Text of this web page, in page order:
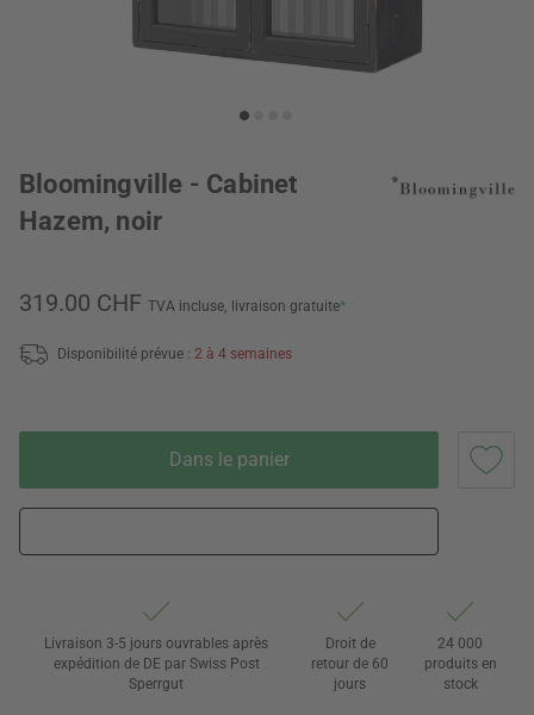
Bloomingville - Cabinet
Hazem, noir
319.00 CHF TVA incluse, livraison gratuite*
Disponibilité prévue : 2 à 4 semaines
Dans le panier
Livraison 3-5 jours ouvrables après
expédition de DE par Swiss Post
Sperrgut
Droit de
retour de 60
jours
24 000
produits en
stock